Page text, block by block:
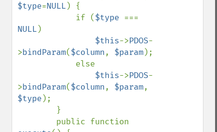
$type=NULL) {
            if (
$type
NULL)
$this->PDOS-
>bindParam($column, $param);
$this->PDOS-
>bindParam($column, $param
$type );